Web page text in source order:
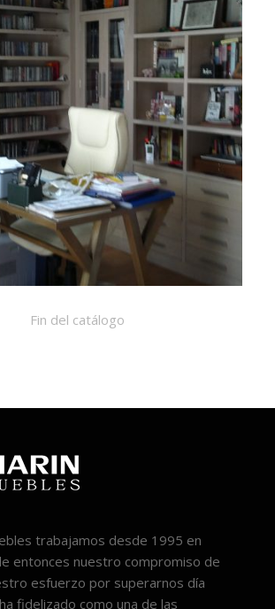
Fin del catálogo
trabajamos desde 1995 en
entonces nuestro compromiso de
esfuerzo por superarnos día
fidelizado como una de las